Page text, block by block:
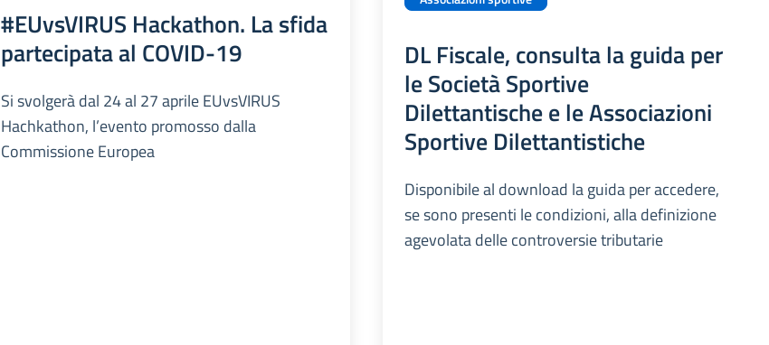
#EUvsVIRUS Hackathon. La sfida
partecipata al COVID-19
Si svolgerà dal 24 al 27 aprile EUvsVIRUS
Hachkathon, l’evento promosso dalla
Commissione Europea
DL Fiscale, consulta la guida per
le Società Sportive
Dilettantische e le Associazioni
Sportive Dilettantistiche
Disponibile al download la guida per accedere,
se sono presenti le condizioni, alla definizione
agevolata delle controversie tributarie